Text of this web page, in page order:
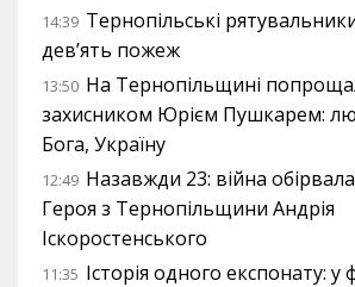
14:39 Тернопільські
дев’ять пожеж
13:50 На Тернопільщині
захисником Юрієм Пушкарем:
Бога, Україну
12:49 Назавжди 23: війна
Героя з Тернопільщини Андрія
Іскоростенського
11:35 Історія одного експонату: у